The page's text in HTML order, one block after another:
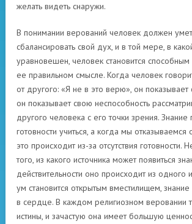
желать видеть снаружи.
В понимании верований человек должен
сбалансировать свой дух, и в той мере, в
уравновешен, человек становится
ее правильном смысле. Когда человек
от другого: «Я не в это верю», он показывает
он показывает свою неспособность
другого человека с его точки зрения. Знание
готовности учиться, а когда мы отказываемся
это происходит из-за отсутствия готовности.
того, из какого источника может появиться
действительности оно происходит из одного
ум становится открытым вместилищем,
в сердце. В каждом религиозном веровании
истины, и зачастую она имеет большую